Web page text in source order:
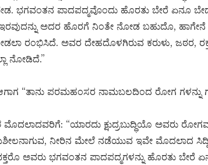
ಭಗವಂತನ ಪಾದಪದ್ಮವೊಂದು ಹೊರತು ಬೇರೆ ಏನೂ
ಅದರ ಹೊರಗೆ ನಿಂತೇ ನೋಡ ಬಹುದೊ,
ರಂಭಿಸಿದೆ. ಅವರ ದೇಹದೊಳಗಿರುವ ಕರುಳು, ಜಠರ,
ನೋಡಿದೆ.”
“ತಾನು ಪರಮಹಂಸರ ನಾಮಬಲದಿಂದ ರೋಗ ಗಳನ್ನು
ಮೊದಲಾದವರಿಗೆ: “ಯಾರದು ಕ್ಷುದ್ರಬುದ್ಧಿಯೊ ಅವರು
ನೀರಿನ ಮೇಲೆ ನಡೆಯುವ ಇವೇ ಮೊದಲಾದ
ಅವರು ಭಗವಂತನ ಪಾದಪದ್ಮಗಳನ್ನು ಹೊರತು ಬೇರೆ